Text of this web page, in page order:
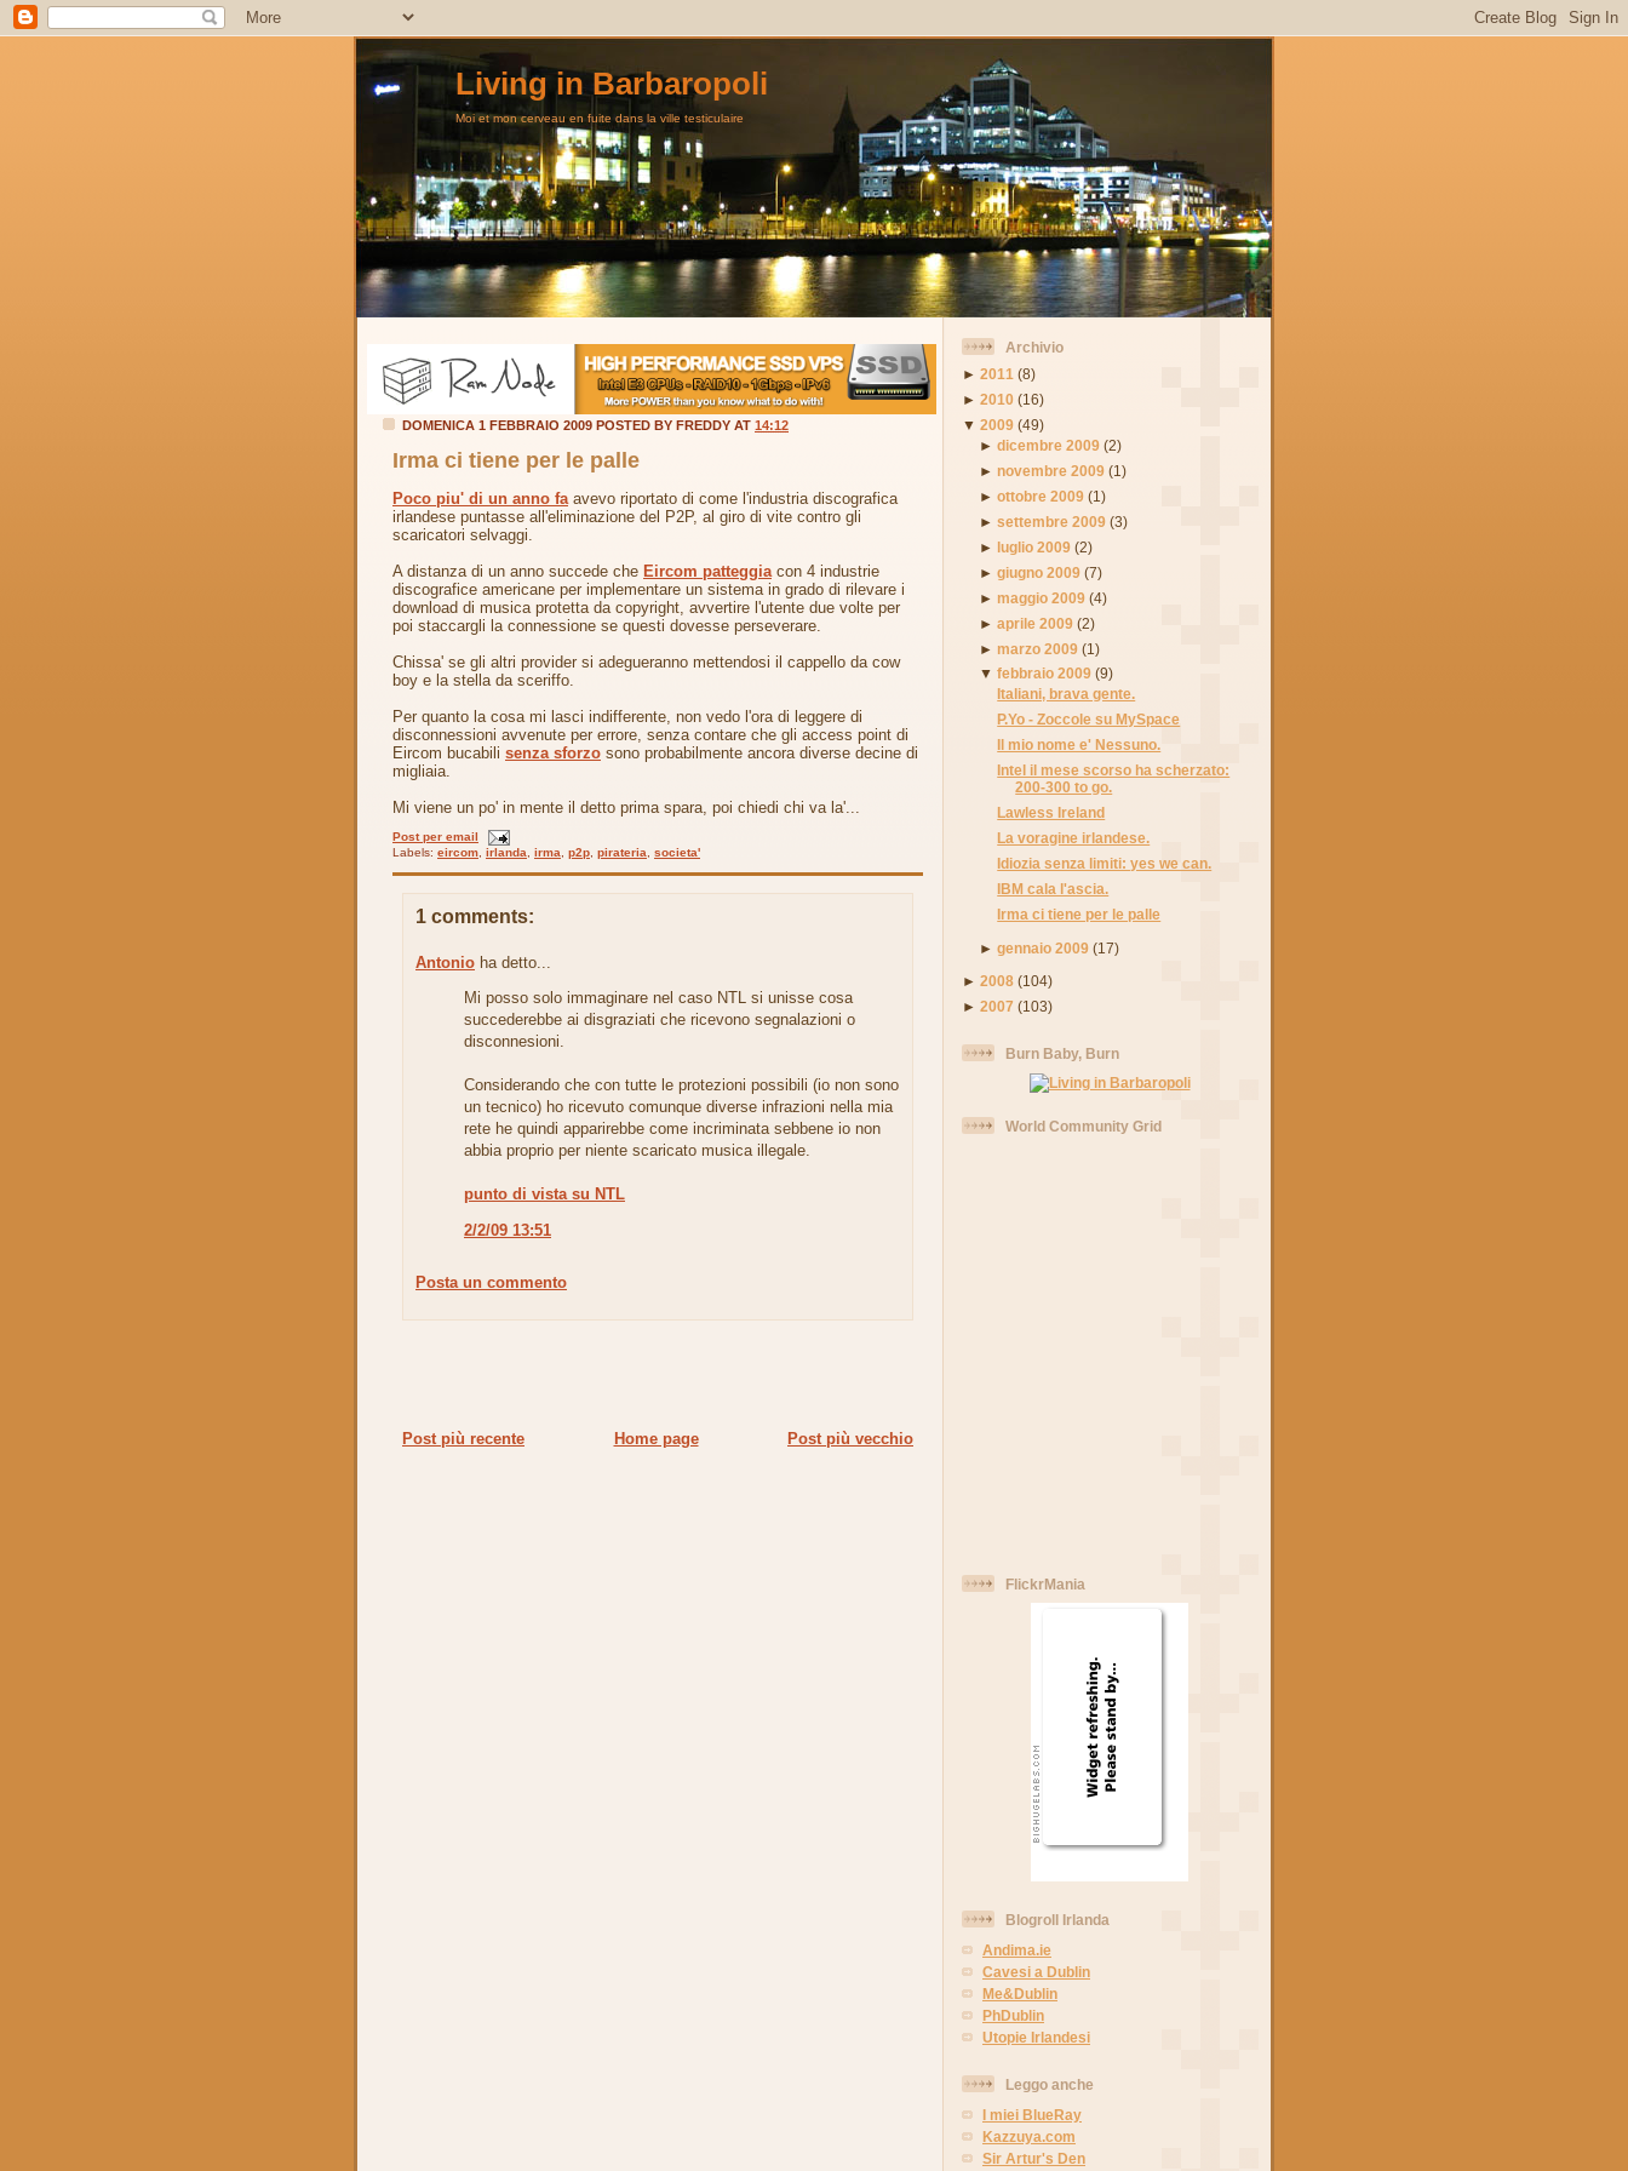
Living in Barbaropoli
Moi et mon cerveau en fuite dans la ville testiculaire
DOMENICA 1 FEBBRAIO 2009 POSTED BY FREDDY AT 14:12
Irma ci tiene per le palle
Poco piu' di un anno faavevo riportato di come l'industria discografica
irlandese puntasse all'eliminazione del P2P, al giro di vite contro gli
scaricatori selvaggi.
A distanza di un anno succede che Eircom patteggiacon 4 industrie
discografice americane per implementare un sistema in grado di rilevare i
download di musica protetta da copyright, avvertire l'utente due volte per
poi staccargli la connessione se questi dovesse perseverare.
Chissa' se gli altri provider si adegueranno mettendosi il cappello da cow
boy e la stella da sceriffo.
Per quanto la cosa mi lasci indifferente, non vedo l'ora di leggere di
disconnessioni avvenute per errore, senza contare che gli access point di
Eircom bucabili senza sforzo sono probabilmente ancora diverse decine di
migliaia.
Mi viene un po' in mente il detto prima spara, poi chiedi chi va la'...
Post per email
Labels: eircom irlanda irma p2p pirateria societa'
1 comments:
Antonio ha detto...
Mi posso solo immaginare nel caso NTL si unisse cosa
succederebbe ai disgraziati che ricevono segnalazioni o
disconnesioni.
Considerando che con tutte le protezioni possibili (io non sono
un tecnico) ho ricevuto comunque diverse infrazioni nella mia
rete he quindi apparirebbe come incriminata sebbene io non
abbia proprio per niente scaricato musica illegale.
punto di vista su NTL
2/2/09 13:51
Posta un commento
Post più recente Post più vecchio
Home page
Archivio
► 2011 (8)
► 2010 (16)
▼ 2009 (49)
►dicembre 2009 (2)
►novembre 2009 (1)
►ottobre 2009 (1)
►settembre 2009 (3)
► luglio 2009 (2)
►giugno 2009 (7)
►maggio 2009 (4)
►aprile 2009 (2)
►marzo 2009 (1)
▼febbraio 2009 (9)
Italiani, brava gente.
P.Yo - Zoccole su MySpace
Il mio nome e' Nessuno.
Intel il mese scorso ha scherzato:
200-300 to go.
Lawless Ireland
La voragine irlandese.
Idiozia senza limiti: yes we can.
IBM cala l'ascia.
Irma ci tiene per le palle
►gennaio 2009 (17)
► 2008 (104)
► 2007 (103)
Burn Baby, Burn
World Community Grid
FlickrMania
Blogroll Irlanda
Andima.ie
Cavesi a Dublin
Me&Dublin
PhDublin
Utopie Irlandesi
Leggo anche
I miei BlueRay
Kazzuya.com
Sir Artur's Den